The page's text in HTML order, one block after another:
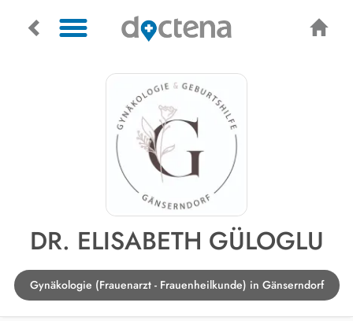
DR. ELISABETH GÜLOGLU
Gynäkologie (Frauenarzt - Frauenheilkunde) in Gänserndorf